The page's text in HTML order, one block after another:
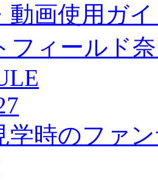
動画使用ガ
フィールド
学時のファ